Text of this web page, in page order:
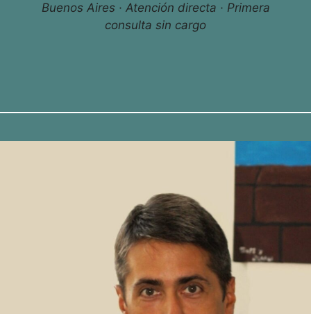
Buenos Aires · Atención directa · Primera
consulta sin cargo